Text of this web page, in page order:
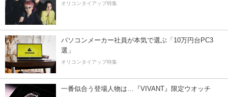
オリコンタイアップ特集
パソコンメーカー社員が本気で選ぶ「10万円台PC3
選」
オリコンタイアップ特集
一番似合う登場人物は…『VIVANT』限定ウオッチ